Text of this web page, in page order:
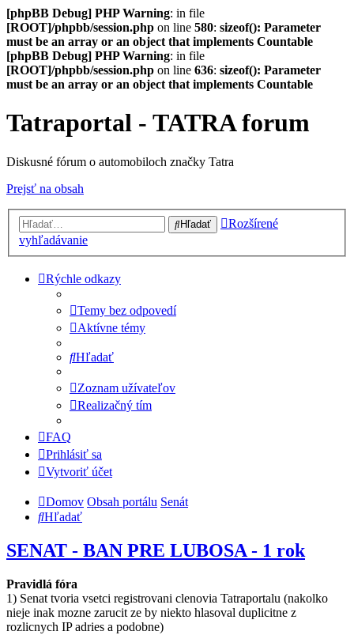
[phpBB Debug] PHP Warning: in file
[ROOT]/phpbb/session.php on line 580: sizeof(): Parameter
must be an array or an object that implements Countable
[phpBB Debug] PHP Warning: in file
[ROOT]/phpbb/session.php on line 636: sizeof(): Parameter
must be an array or an object that implements Countable
Tatraportal - TATRA forum
Diskusné fórum o automobiloch značky Tatra
Prejsť na obsah
Hľadať
Rozšírené
vyhľadávanie
Rýchle odkazy
Temy bez odpovedí
Aktívne témy
Hľadať
Zoznam užívateľov
Realizačný tím
FAQ
Prihlásiť sa
Vytvoriť účet
Domov Obsah portálu Senát
Hľadať
SENAT - BAN PRE LUBOSA - 1 rok
Pravidlá fóra
1) Senat tvoria vsetci registrovani clenovia Tatraportalu (nakolko
nieje inak mozne zarucit ze by niekto hlasoval duplicitne z
rozlicnych IP adries a podobne)